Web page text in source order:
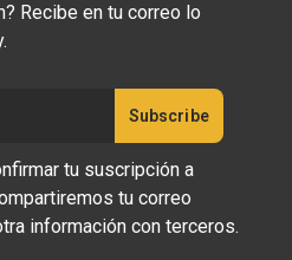
Recibe en tu correo lo
tu suscripción a
tu correo
información con terceros.